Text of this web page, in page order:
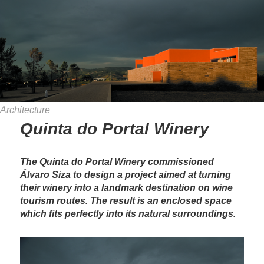
Architecture
Quinta do Portal Winery
The Quinta do Portal Winery commissioned
Álvaro Siza to design a project aimed at turning
their winery into a landmark destination on wine
tourism routes. The result is an enclosed space
which fits perfectly into its natural surroundings.